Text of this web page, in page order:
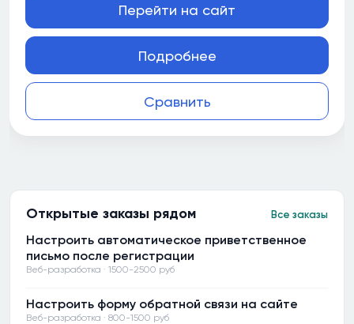
Сравнить
Перейти на сайт
Подробнее
Открытые заказы рядом Все заказы
Настроить автоматическое приветственное
письмо после регистрации
Веб-разработка · 1500-2500 руб
Настроить форму обратной связи на сайте
Веб-разработка · 800-1500 руб